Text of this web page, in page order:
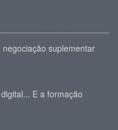
suplementar
E a formação